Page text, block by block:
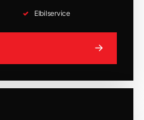
Elbilservice